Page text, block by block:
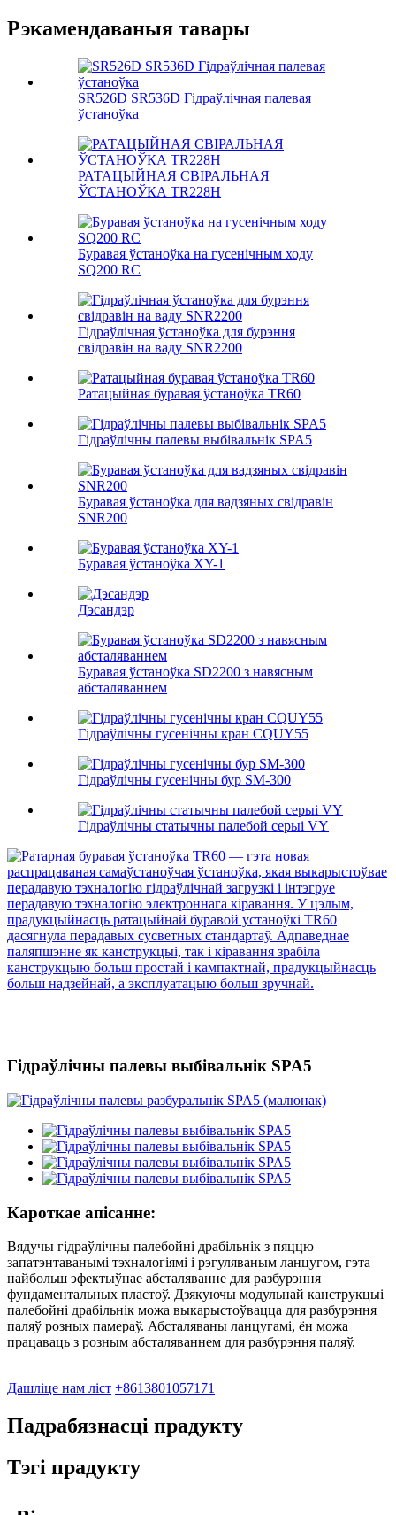
Рэкамендаваныя тавары
SR526D SR536D Гідраўлічная палевая
ўстаноўка
РАТАЦЫЙНАЯ СВІРАЛЬНАЯ
ЎСТАНОЎКА TR228H
Буравая ўстаноўка на гусенічным ходу
SQ200 RC
Гідраўлічная ўстаноўка для бурэння
свідравін на ваду SNR2200
Ратацыйная буравая ўстаноўка TR60
Гідраўлічны палевы выбівальнік SPA5
Буравая ўстаноўка для вадзяных свідравін
SNR200
Буравая ўстаноўка XY-1
Дэсандэр
Буравая ўстаноўка SD2200 з навясным
абсталяваннем
Гідраўлічны гусенічны кран CQUY55
Гідраўлічны гусенічны бур SM-300
Гідраўлічны статычны палебой серыі VY
Гідраўлічны палевы выбівальнік SPA5
Кароткае апісанне:
Вядучы гідраўлічны палебойні драбільнік з пяццю
запатэнтаванымі тэхналогіямі і рэгуляваным ланцугом, гэта
найбольш эфектыўнае абсталяванне для разбурэння
фундаментальных пластоў. Дзякуючы модульнай канструкцыі
палебойні драбільнік можа выкарыстоўвацца для разбурэння
паляў розных памераў. Абсталяваны ланцугамі, ён можа
працаваць з розным абсталяваннем для разбурэння паляў.
Дашліце нам ліст +8613801057171
Падрабязнасці прадукту
Тэгі прадукту